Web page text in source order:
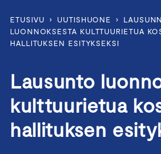
ETUSIVU › UUTISHUONE ›
LUONNOKSESTA KULTTUURIETUA
HALLITUKSEN ESITYKSEKSI
Lausunto
kulttuurietua
hallituksen